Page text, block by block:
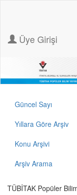
Üye Girişi
Güncel Sayı
Yıllara Göre Arşiv
Konu Arşivi
Arşiv Arama
TÜBİTAK Popüler